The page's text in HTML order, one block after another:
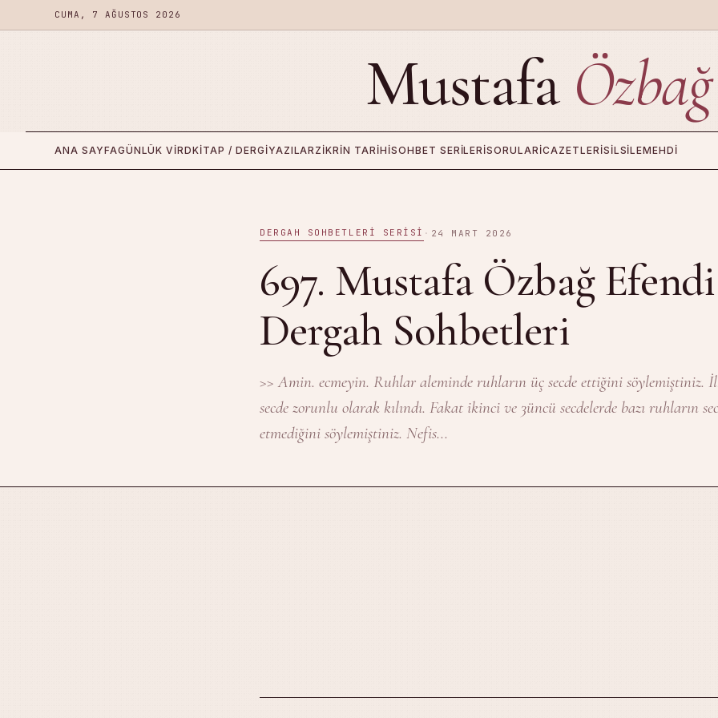
CUMA, 7 AĞUSTOS 2026
Mustafa Özbağ
ANA SAYFAGÜNLÜK VIRDKITAP / DERGIYAZILARZIKRIN TARIHISOHBET SERILERISORULARİCAZETLERISILSILEMEHDI
DERGAH SOHBETLERI SERISI · 24 MART 2026
697. Mustafa Özbağ Efendi
Dergah Sohbetleri
>> Amin. ecmeyin. Ruhlar aleminde ruhların üç secde ettiğini söylemiştiniz.
secde zorunlu olarak kılındı. Fakat ikinci ve 3üncü secdelerde bazı ruhların
etmediğini söylemiştiniz. Nefis...